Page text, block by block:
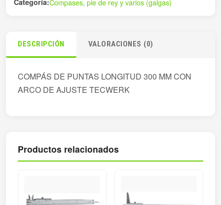
AR
Compases, pie de rey y varios (galgas)
DESCRIPCIÓN VALORACIONES (0)
COMPÁS DE PUNTAS LONGITUD 300 MM CON
ARCO DE AJUSTE TECWERK
Productos relacionados